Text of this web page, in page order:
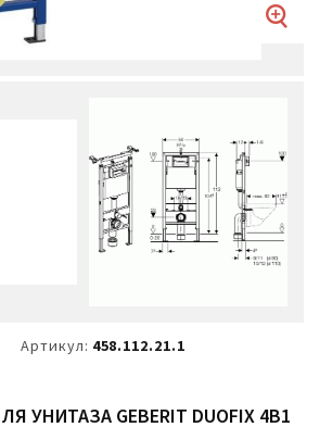
Артикул: 458.112.21.1
УНИТАЗА GEBERIT DUOFIX 4В1